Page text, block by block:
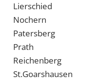
Lierschied
Nochern
Patersberg
Prath
Reichenberg
St.Goarshausen